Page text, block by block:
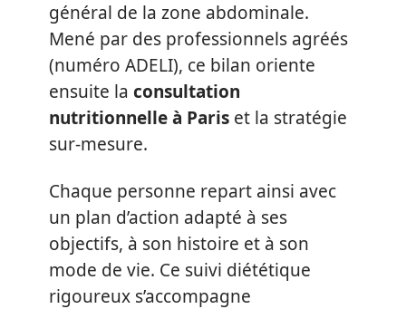
général de la zone abdominale.
Mené par des professionnels agréés
(numéro ADELI), ce bilan oriente
ensuite la consultation
nutritionnelle à Paris et la stratégie
sur-mesure.
Chaque personne repart ainsi avec
un plan d’action adapté à ses
objectifs, à son histoire et à son
mode de vie. Ce suivi diététique
rigoureux s’accompagne